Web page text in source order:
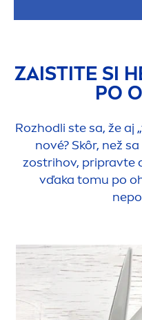
ZAISTITE SI
PO
Rozhodli ste sa, že aj
nové? Skôr, než
zostrihov, pripravte
vďaka tomu po